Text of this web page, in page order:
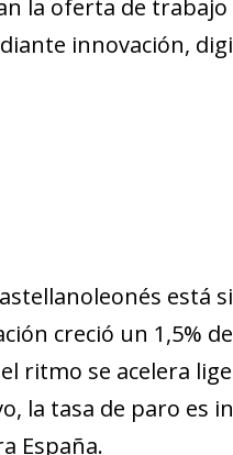
la oferta de
innovación,
está
creció un 1,5%
ritmo se acelera
la tasa de paro es
España.